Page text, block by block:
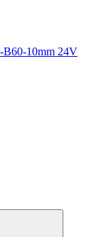
B60-10mm 24V